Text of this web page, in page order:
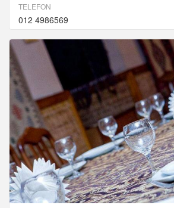
TELEFON
012 4986569